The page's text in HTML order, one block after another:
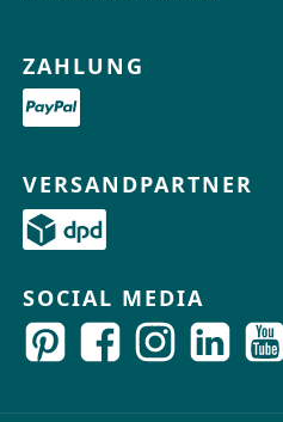
ZAHLUNG
VERSANDPARTNER
SOCIAL MEDIA